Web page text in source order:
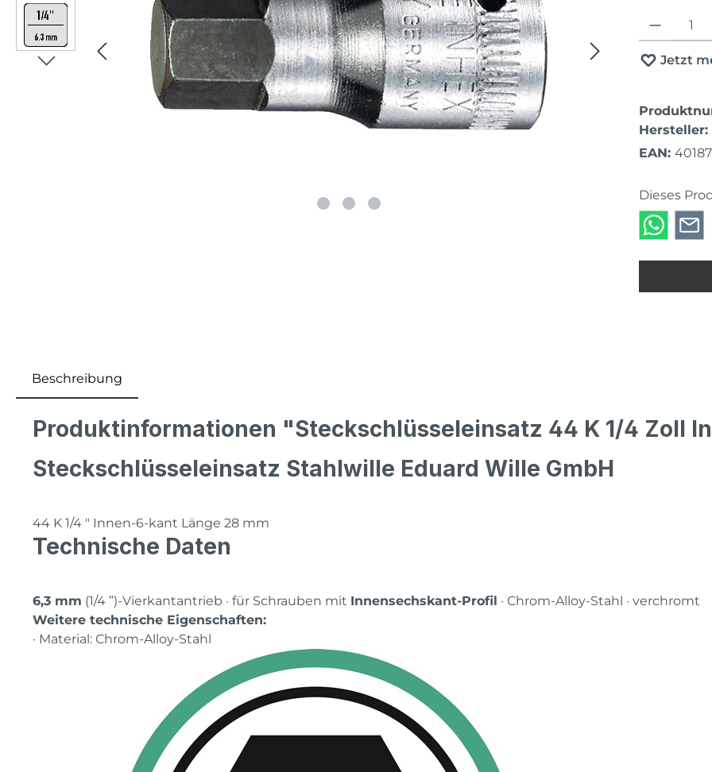
Produkt
Jetzt
Hersteller:
EAN:
Dieses
Beschreibung
Produktinformationen "Steckschlüsseleinsatz 44 K 1/4 Zoll
Steckschlüsseleinsatz Stahlwille Eduard Wille GmbH
44 K 1/4 ″ Innen-6-kant Länge 28 mm
Technische Daten
6,3 mm (1/4 ”)-Vierkantantrieb · für Schrauben mit Innensechskant-Profil · Chrom-Alloy-Stahl · verchromt
Weitere technische Eigenschaften:
· Material: Chrom-Alloy-Stahl